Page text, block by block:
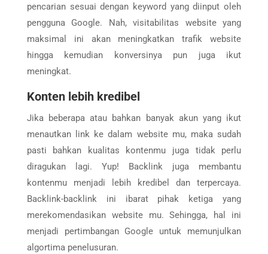
pencarian sesuai dengan keyword yang diinput oleh
pengguna Google. Nah, visitabilitas website yang
maksimal ini akan meningkatkan trafik website
hingga kemudian konversinya pun juga ikut
meningkat.
Konten lebih kredibel
Jika beberapa atau bahkan banyak akun yang ikut
menautkan link ke dalam website mu, maka sudah
pasti bahkan kualitas kontenmu juga tidak perlu
diragukan lagi. Yup! Backlink juga membantu
kontenmu menjadi lebih kredibel dan terpercaya.
Backlink-backlink ini ibarat pihak ketiga yang
merekomendasikan website mu. Sehingga, hal ini
menjadi pertimbangan Google untuk memunjulkan
algortima penelusuran.